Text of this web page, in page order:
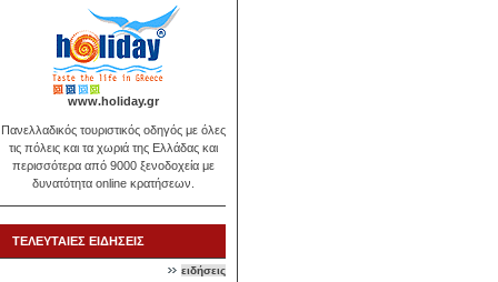
www.holiday.gr
Πανελλαδικός τουριστικός οδηγός με όλες
τις πόλεις και τα χωριά της Ελλάδας και
περισσότερα από 9000 ξενοδοχεία με
δυνατότητα online κρατήσεων.
ΤΕΛΕΥΤΑΙΕΣ ΕΙΔΗΣΕΙΣ
ειδήσεις